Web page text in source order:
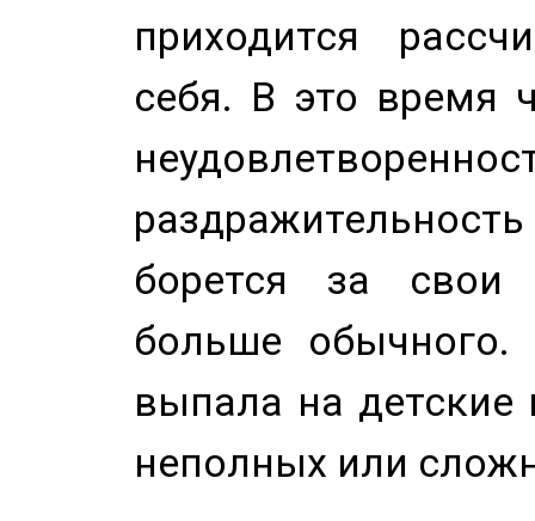
приходится
себя. В это время
борется за свои
больше
выпала на детские
неполных или